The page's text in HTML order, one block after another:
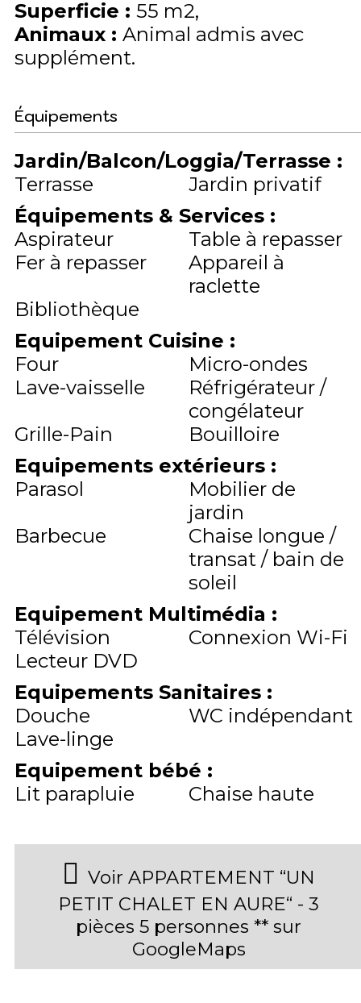
Superficie : 55 m2
Animaux : Animal admis avec
supplément
Équipements
Jardin/Balcon/Loggia/Terrasse :
Terrasse
Jardin privatif
Équipements & Services :
Aspirateur
Table à repasser
Fer à repasser
Appareil à
raclette
Bibliothèque
Equipement Cuisine :
Four
Micro-ondes
Lave-vaisselle
Réfrigérateur /
congélateur
Grille-Pain
Bouilloire
Equipements extérieurs :
Parasol
Mobilier de
jardin
Barbecue
Chaise longue /
transat / bain de
soleil
Equipement Multimédia :
Télévision
Connexion Wi-Fi
Lecteur DVD
Equipements Sanitaires :
Douche
WC indépendant
Lave-linge
Equipement bébé :
Lit parapluie
Chaise haute
Voir APPARTEMENT “UN
PETIT CHALET EN AURE“ - 3
pièces 5 personnes ** sur
GoogleMaps